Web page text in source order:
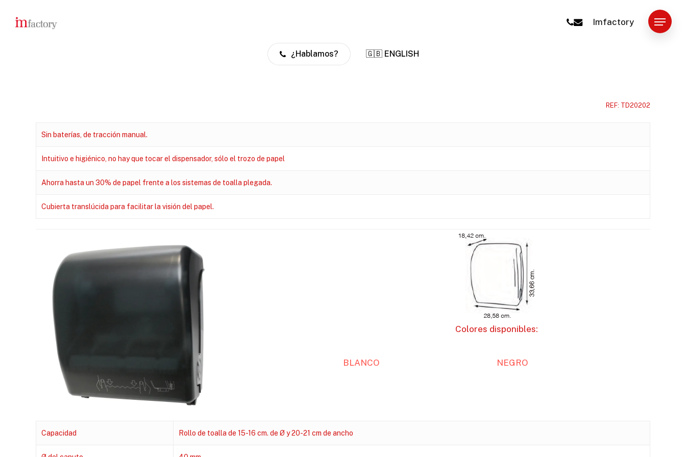
phone
emailImfactory Menu
¿Hablamos? 🇬🇧 ENGLISH
REF: TD20202
Sin baterías, de tracción manual.
Intuitivo e higiénico, no hay que tocar el dispensador, sólo el trozo de papel
Ahorra hasta un 30% de papel frente a los sistemas de toalla plegada.
Cubierta translúcida para facilitar la visión del papel.
Colores disponibles:
BLANCO NEGRO
Capacidad Rollo de toalla de 15-16 cm. de Ø y 20-21 cm de ancho